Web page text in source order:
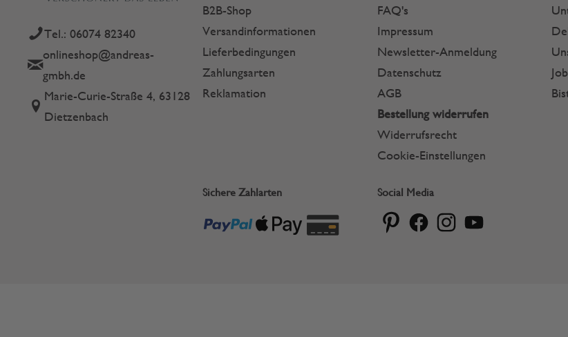
Tel.: 06074 82340
onlineshop@andreas-
gmbh.de
Marie-Curie-Straße 4, 63128
Dietzenbach
B2B-Shop
Versandinformationen
Lieferbedingungen
Zahlungsarten
Reklamation
FAQ's
Impressum
Newsletter-Anmeldung
Datenschutz
AGB
Bestellung widerrufen
Widerrufsrecht
Cookie-Einstellungen
Sichere Zahlarten Social Media